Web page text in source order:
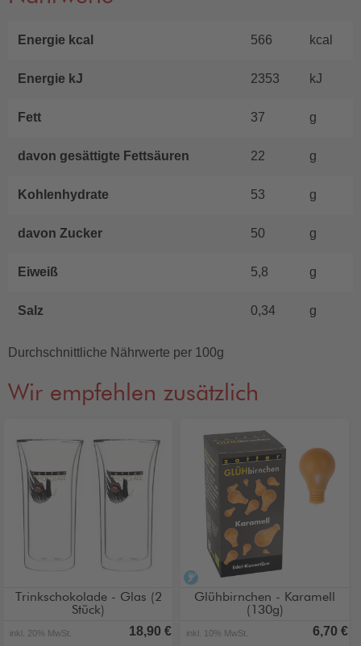
Energie kcal 566 kcal
Energie kJ 2353 kJ
Fett 37 g
davon gesättigte Fettsäuren 22 g
Kohlenhydrate 53 g
davon Zucker 50 g
Eiweiß 5,8 g
Salz 0,34 g
Durchschnittliche Nährwerte per 100g
Wir empfehlen zusätzlich
Trinkschokolade - Glas (2
Stück)
inkl. 20% MwSt. 18,90 €
alkoholfrei
Glühbirnchen - Karamell
(130g)
inkl. 10% MwSt. 6,70 €